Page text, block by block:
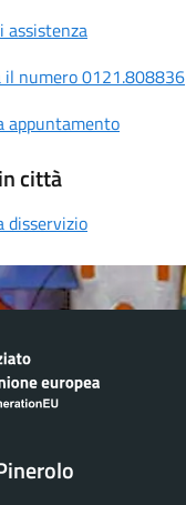
assistenza
il numero 0121.808836
appuntamento
città
disservizio